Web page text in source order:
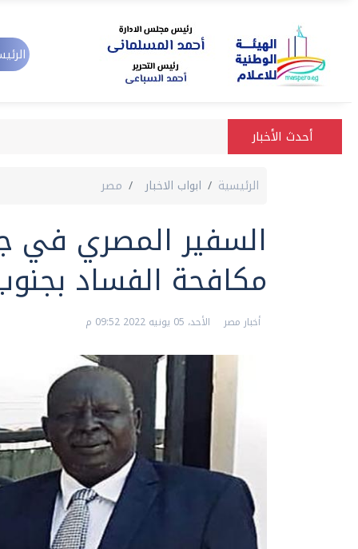
أحدث الأخبار
الرئيسية ابواب الاخبار مصر
السفير المصري في
مكافحة الفساد
أخبار مصر الأحد، 05 يونيه 2022 09:52 م